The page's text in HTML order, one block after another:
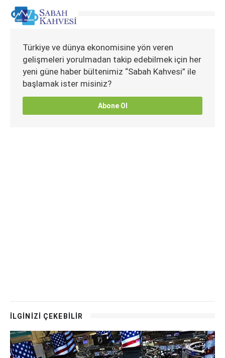
Türkiye ve dünya ekonomisine yön veren
gelişmeleri yorulmadan takip edebilmek için her
yeni güne haber bültenimiz “Sabah Kahvesi” ile
başlamak ister misiniz?
Abone Ol
İLGİNİZİ ÇEKEBİLİR